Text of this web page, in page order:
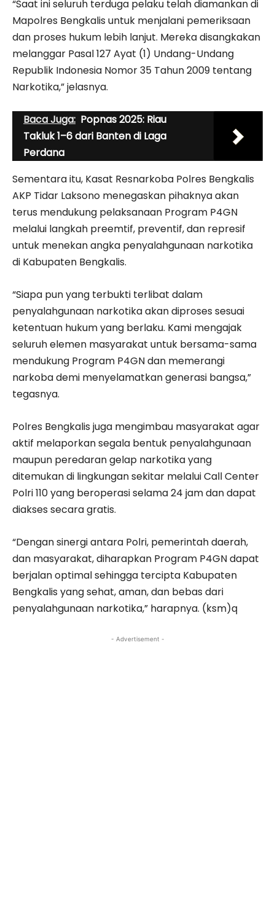
“Saat ini seluruh terduga pelaku telah diamankan di
Mapolres Bengkalis untuk menjalani pemeriksaan
dan proses hukum lebih lanjut. Mereka disangkakan
melanggar Pasal 127 Ayat (1) Undang-Undang
Republik Indonesia Nomor 35 Tahun 2009 tentang
Narkotika,” jelasnya.
Baca Juga: Popnas 2025: Riau
Takluk 1–6 dari Banten di Laga
Perdana
Sementara itu, Kasat Resnarkoba Polres Bengkalis
AKP Tidar Laksono menegaskan pihaknya akan
terus mendukung pelaksanaan Program P4GN
melalui langkah preemtif, preventif, dan represif
untuk menekan angka penyalahgunaan narkotika
di Kabupaten Bengkalis.
“Siapa pun yang terbukti terlibat dalam
penyalahgunaan narkotika akan diproses sesuai
ketentuan hukum yang berlaku. Kami mengajak
seluruh elemen masyarakat untuk bersama-sama
mendukung Program P4GN dan memerangi
narkoba demi menyelamatkan generasi bangsa,”
tegasnya.
Polres Bengkalis juga mengimbau masyarakat agar
aktif melaporkan segala bentuk penyalahgunaan
maupun peredaran gelap narkotika yang
ditemukan di lingkungan sekitar melalui Call Center
Polri 110 yang beroperasi selama 24 jam dan dapat
diakses secara gratis.
“Dengan sinergi antara Polri, pemerintah daerah,
dan masyarakat, diharapkan Program P4GN dapat
berjalan optimal sehingga tercipta Kabupaten
Bengkalis yang sehat, aman, dan bebas dari
penyalahgunaan narkotika,” harapnya. (ksm)q
- Advertisement -